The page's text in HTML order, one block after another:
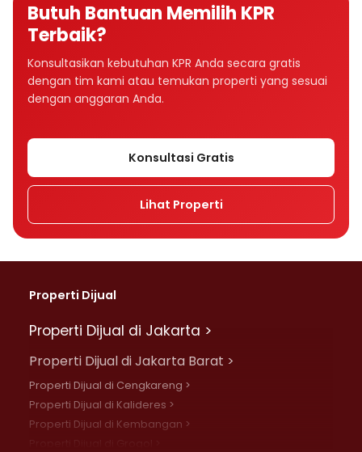
Butuh Bantuan Memilih KPR
Terbaik?
Konsultasikan kebutuhan KPR Anda secara gratis
dengan tim kami atau temukan properti yang sesuai
dengan anggaran Anda.
Konsultasi Gratis
Lihat Properti
Properti Dijual
Properti Dijual di Jakarta >
Properti Dijual di Jakarta Barat >
Properti Dijual di Cengkareng >
Properti Dijual di Kalideres >
Properti Dijual di Kembangan >